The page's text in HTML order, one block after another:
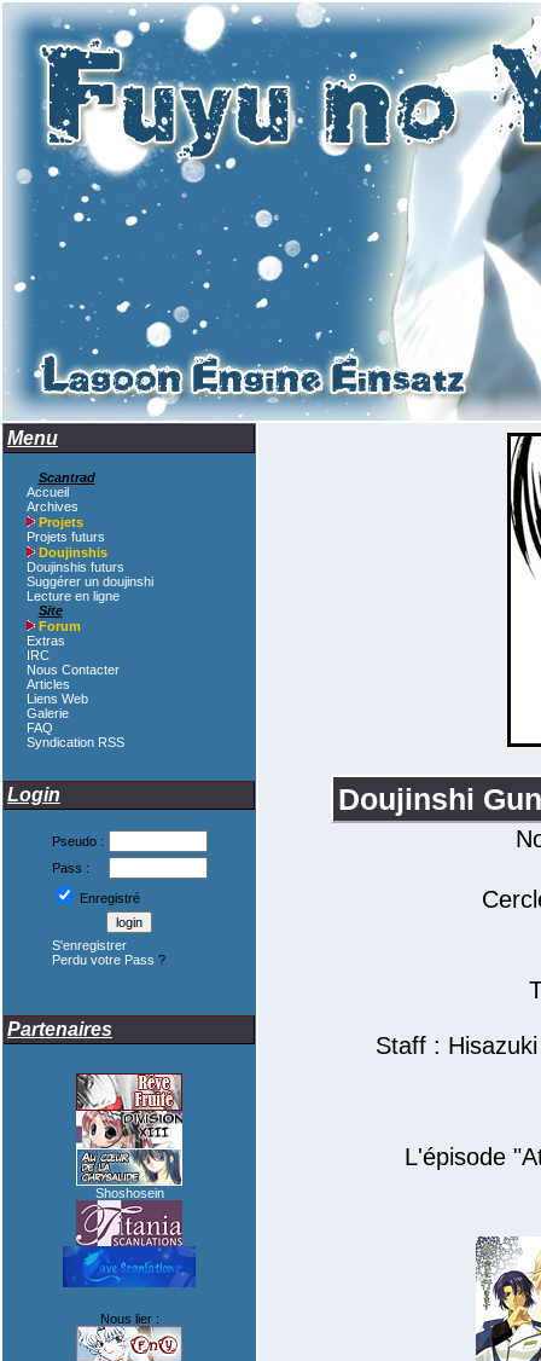
Menu
Scantrad
Accueil
Archives
Projets
Projets futurs
Doujinshis
Doujinshis futurs
Suggérer un doujinshi
Lecture en ligne
Site
Forum
Extras
IRC
Nous Contacter
Articles
Liens Web
Galerie
FAQ
Syndication RSS
Login
Pseudo :
Pass :
Enregistré
S'enregistrer
Perdu votre Pass ?
Partenaires
Shoshosein
Nous lier :
Doujinshi
Staff :
L'épisode